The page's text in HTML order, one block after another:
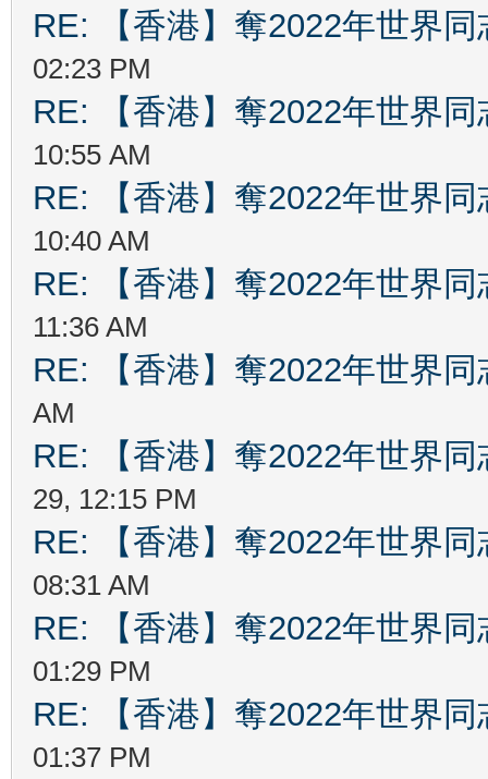
RE: 【香港】奪2022年世界
02:23 PM
RE: 【香港】奪2022年世界
10:55 AM
RE: 【香港】奪2022年世界
10:40 AM
RE: 【香港】奪2022年世界
11:36 AM
RE: 【香港】奪2022年世界
AM
RE: 【香港】奪2022年世界
29, 12:15 PM
RE: 【香港】奪2022年世界
08:31 AM
RE: 【香港】奪2022年世界
01:29 PM
RE: 【香港】奪2022年世界
01:37 PM